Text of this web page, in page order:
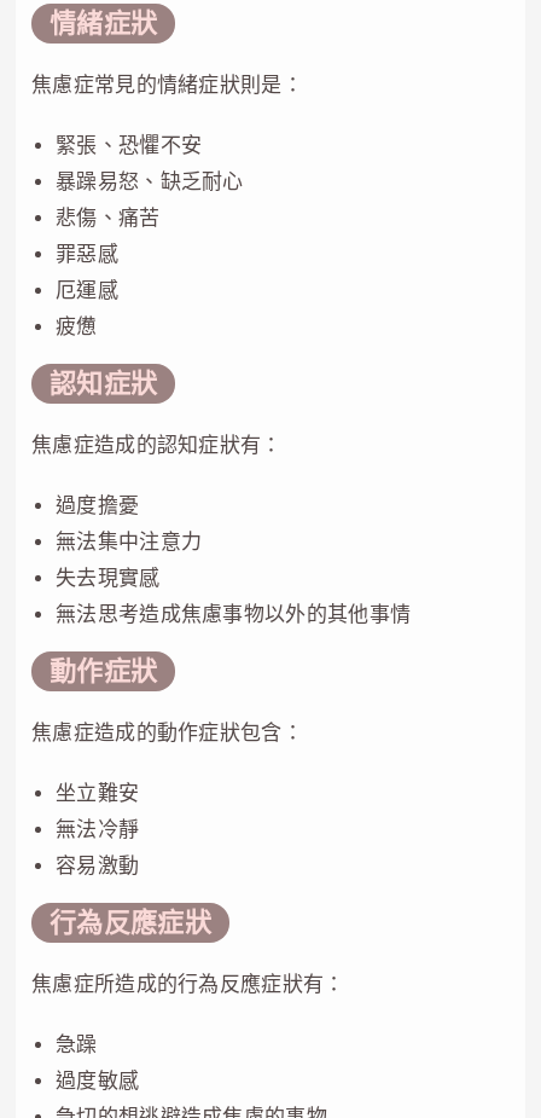
情緒症狀
焦慮症常見的情緒症狀則是：
緊張、恐懼不安
暴躁易怒、缺乏耐心
悲傷、痛苦
罪惡感
厄運感
疲憊
認知症狀
焦慮症造成的認知症狀有：
過度擔憂
無法集中注意力
失去現實感
無法思考造成焦慮事物以外的其他事情
動作症狀
焦慮症造成的動作症狀包含：
坐立難安
無法冷靜
容易激動
行為反應症狀
焦慮症所造成的行為反應症狀有：
急躁
過度敏感